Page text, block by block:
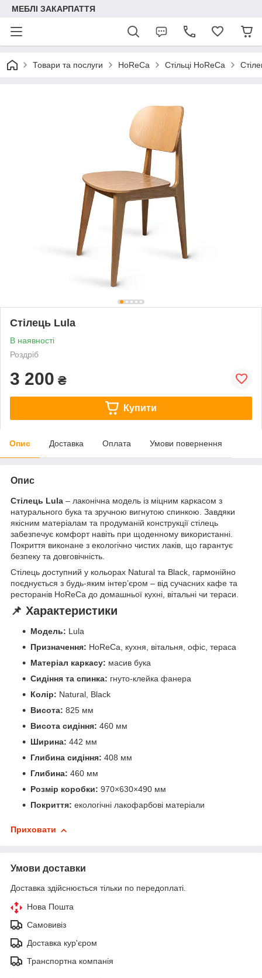
МЕБЛІ ЗАКАРПАТТЯ
Товари та послуги HoReCa Стільці HoReCa
Cтілець Lula
В наявності
Роздріб
3 200 ₴
Купити
Опис Доставка Оплата Умови повернення
Опис
Cтілець Lula – лаконічна модель із міцним каркасом з
натурального бука та зручною вигнутою спинкою. Завдяки
якісним матеріалам та продуманій конструкції стілець
забезпечує комфорт навіть при щоденному використанні.
Покриття виконане з екологічно чистих лаків, що гарантує
безпеку та довговічність.
Стілець доступний у кольорах Natural та Black, гармонійно
поєднується з будь-яким інтер’єром – від сучасних кафе та
ресторанів HoReCa до домашньої кухні, вітальні чи тераси.
📌 Характеристики
Модель: Lula
Призначення: HoReCa, кухня, вітальня, офіс, тераса
Матеріал каркасу: масив бука
Сидіння та спинка: гнуто-клейка фанера
Колір: Natural, Black
Висота: 825 мм
Висота сидіння: 460 мм
Ширина: 442 мм
Глибина сидіння: 408 мм
Глибина: 460 мм
Розмір коробки: 970×630×490 мм
Покриття: екологічні лакофарбові матеріали
Приховати
Умови доставки
Доставка здійснюється тільки по передоплаті.
Нова Пошта
Самовивіз
Доставка кур'єром
Транспортна компанія